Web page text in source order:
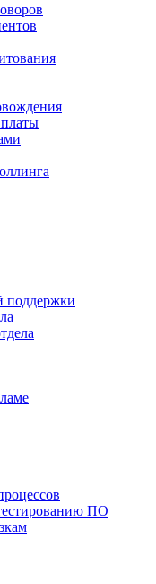
платы
поддержки
ПО